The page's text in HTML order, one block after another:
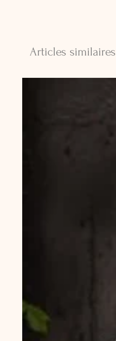
Articles similaires